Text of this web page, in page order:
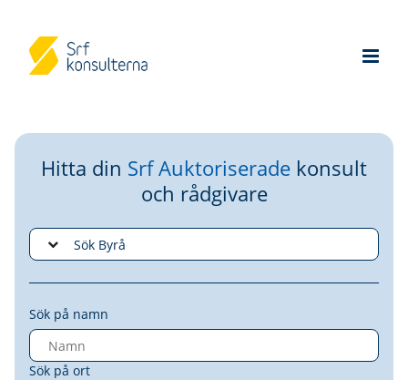
Hitta din Srf Auktoriserade konsult
och rådgivare
Sök på namn
Sök på ort